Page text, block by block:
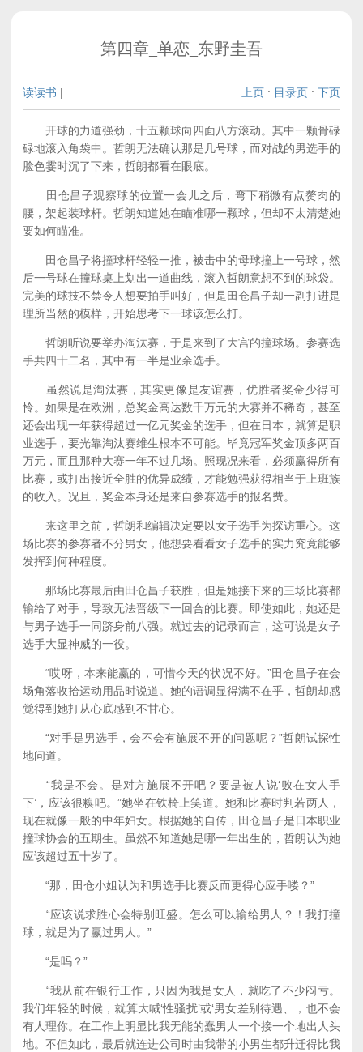
第四章_单恋_东野圭吾
读读书 | 上页 : 目录页 : 下页
开球的力道强劲，十五颗球向四面八方滚动。其中一颗骨碌
碌地滚入角袋中。哲朗无法确认那是几号球，而对战的男选手的
脸色霎时沉了下来，哲朗都看在眼底。
田仓昌子观察球的位置一会儿之后，弯下稍微有点赘肉的
腰，架起装球杆。哲朗知道她在瞄准哪一颗球，但却不太清楚她
要如何瞄准。
田仓昌子将撞球杆轻轻一推，被击中的母球撞上一号球，然
后一号球在撞球桌上划出一道曲线，滚入哲朗意想不到的球袋。
完美的球技不禁令人想要拍手叫好，但是田仓昌子却一副打进是
理所当然的模样，开始思考下一球该怎么打。
哲朗听说要举办淘汰赛，于是来到了大宫的撞球场。参赛选
手共四十二名，其中有一半是业余选手。
虽然说是淘汰赛，其实更像是友谊赛，优胜者奖金少得可
怜。如果是在欧洲，总奖金高达数千万元的大赛并不稀奇，甚至
还会出现一年获得超过一亿元奖金的选手，但在日本，就算是职
业选手，要光靠淘汰赛维生根本不可能。毕竟冠军奖金顶多两百
万元，而且那种大赛一年不过几场。照现况来看，必须赢得所有
比赛，或打出接近全胜的优异成绩，才能勉强获得相当于上班族
的收入。况且，奖金本身还是来自参赛选手的报名费。
来这里之前，哲朗和编辑决定要以女子选手为探访重心。这
场比赛的参赛者不分男女，他想要看看女子选手的实力究竟能够
发挥到何种程度。
那场比赛最后由田仓昌子获胜，但是她接下来的三场比赛都
输给了对手，导致无法晋级下一回合的比赛。即使如此，她还是
与男子选手一同跻身前八强。就过去的记录而言，这可说是女子
选手大显神威的一役。
“哎呀，本来能赢的，可惜今天的状况不好。”田仓昌子在会
场角落收拾运动用品时说道。她的语调显得满不在乎，哲朗却感
觉得到她打从心底感到不甘心。
“对手是男选手，会不会有施展不开的问题呢？”哲朗试探性
地问道。
“我是不会。是对方施展不开吧？要是被人说‘败在女人手
下’，应该很糗吧。”她坐在铁椅上笑道。她和比赛时判若两人，
现在就像一般的中年妇女。根据她的自传，田仓昌子是日本职业
撞球协会的五期生。虽然不知道她是哪一年出生的，哲朗认为她
应该超过五十岁了。
“那，田仓小姐认为和男选手比赛反而更得心应手喽？”
“应该说求胜心会特别旺盛。怎么可以输给男人？！我打撞
球，就是为了赢过男人。”
“是吗？”
“我从前在银行工作，只因为我是女人，就吃了不少闷亏。
我们年轻的时候，就算大喊‘性骚扰’或‘男女差别待遇、，也不会
有人理你。在工作上明显比我无能的蠢男人一个接一个地出人头
地。不但如此，最后就连进公司时由我带的小男生都升迁得比我